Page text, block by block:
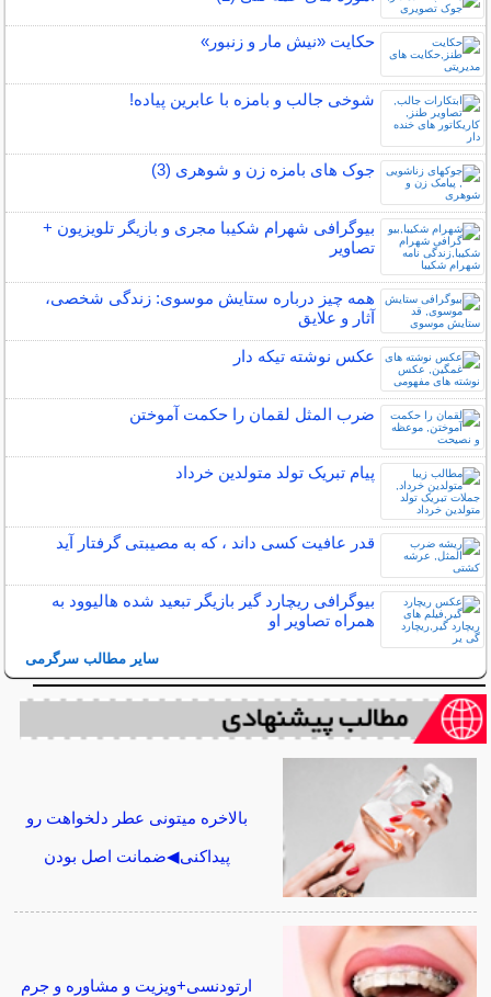
حکایت «نیش مار و زنبور»
شوخی جالب و بامزه با عابرین پیاده!
جوک های بامزه زن و شوهری (3)
بیوگرافی شهرام شکیبا مجری و بازیگر تلویزیون +
تصاویر
همه چیز درباره ستایش موسوی: زندگی شخصی،
آثار و علایق
عکس نوشته تیکه دار
ضرب المثل لقمان را حکمت آموختن
پیام تبریک تولد متولدین خرداد
قدر عافیت کسی داند ، که به مصیبتی گرفتار آید
بیوگرافی ریچارد گیر بازیگر تبعید شده هالیوود به
همراه تصاویر او
سایر مطالب سرگرمی
بالاخره میتونی عطر دلخواهت رو
پیداکنی◀ضمانت اصل بودن
ارتودنسی+ویزیت و مشاوره و جرم